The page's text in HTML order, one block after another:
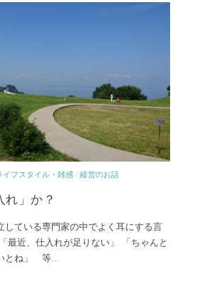
イフスタイル・雑感 / 経営のお話
れ」か？
している専門家の中でよく耳にする言
最近、仕入れが足りない」 「ちゃんと
とね」 等...